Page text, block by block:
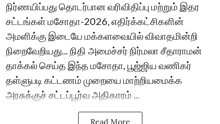
நிர்ணயிப்பது தொடர்பான வரிவிதிப்பு மற்றும் இதர
சட்டங்கள் மசோதா-2026, எதிர்க்கட்சிகளின்
அமளிக்கு இடையே மக்களவையில் விவாதமின்றி
நிறைவேறியது... நிதி அமைச்சர் நிர்மலா சீதாராமன்
தாக்கல் செய்த இந்த மசோதா, பூஜ்ஜிய வணிகர்
தள்ளுபடி கட்டணம் முறையை மாற்றியமைக்க
அரசுக்குச் சட்டப்பூர்வ அதிகாரம் ...
Read More